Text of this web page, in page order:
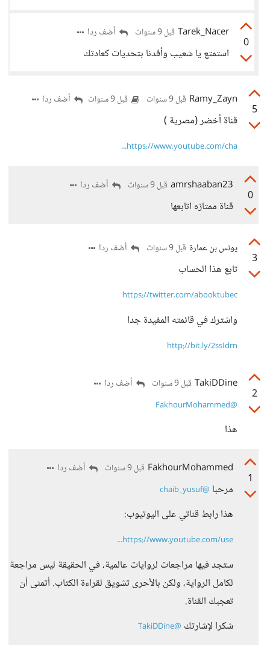
0
Tarek_Nacer قبل 9 سنوات أضف ردا
استمتع يا شعيب وأفدنا بتحديات كعادتك
5
Ramy_Zayn قبل 9 سنوات قبل 9 سنوات أضف ردا
قناة أخضر (مصرية )
https://www.youtube.com/cha...
0
amrshaaban23 قبل 9 سنوات أضف ردا
قناة ممتازه اتابعها
3
يونس بن عمارة قبل 9 سنوات أضف ردا
تابع هذا الحساب
https://twitter.com/abooktubec
واشترك في قائمته المفيدة جدا
http://bit.ly/2ssIdrn
2
TakiDDine قبل 9 سنوات أضف ردا
@FakhourMohammed
هذا
1
FakhourMohammed قبل 9 سنوات أضف ردا
مرحبا @chaib_yusuf
هذا رابط قناتي على اليوتيوب:
https://www.youtube.com/use...
ستجد فيها مراجعات لروايات عالمية، في الحقيقة ليس مراجعة
لكامل الرواية، ولكن بالأحرى تشويق لقراءة الكتاب. أتمنى أن
تعجبك القناة.
شكرا لإشارتك @TakiDDine